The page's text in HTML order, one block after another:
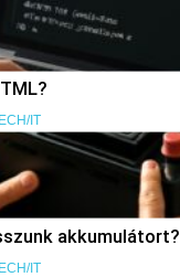
IT
akkumulátort?
IT